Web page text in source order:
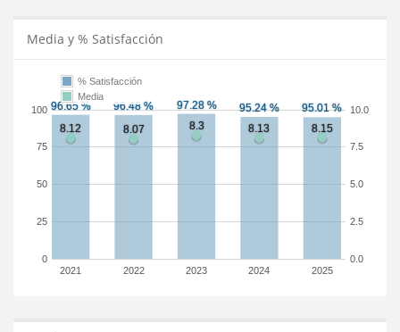
Media y % Satisfacción
2021 2022 2023 2024 2025
0
25
50
75
100
0.0
2.5
5.0
7.5
10.0
% Satisfacción
Media